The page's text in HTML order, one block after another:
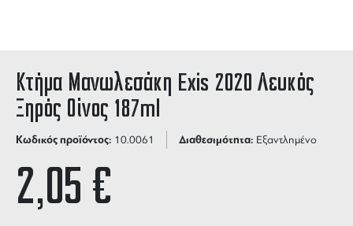
Κτήμα Μανωλεσάκη Exis 2020 Λευκός
Ξηρός Οίνος 187ml
Κωδικός προϊόντος: 10.0061 Διαθεσιμότητα: Εξαντλημένο
2,05€